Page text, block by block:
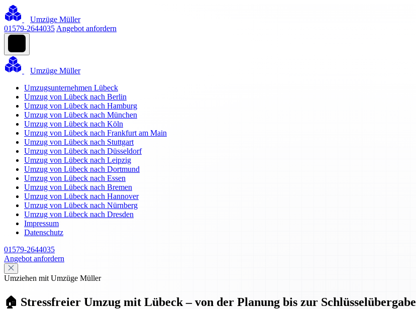
Umzüge Müller
01579-2644035 Angebot anfordern
Umzüge Müller
Umzugsunternehmen Lübeck
Umzug von Lübeck nach Berlin
Umzug von Lübeck nach Hamburg
Umzug von Lübeck nach München
Umzug von Lübeck nach Köln
Umzug von Lübeck nach Frankfurt am Main
Umzug von Lübeck nach Stuttgart
Umzug von Lübeck nach Düsseldorf
Umzug von Lübeck nach Leipzig
Umzug von Lübeck nach Dortmund
Umzug von Lübeck nach Essen
Umzug von Lübeck nach Bremen
Umzug von Lübeck nach Hannover
Umzug von Lübeck nach Nürnberg
Umzug von Lübeck nach Dresden
Impressum
Datenschutz
01579-2644035
Angebot anfordern
Umziehen mit Umzüge Müller
🏠 Stressfreier Umzug mit Lübeck – von der Planung bis zur Schlüsselübergabe